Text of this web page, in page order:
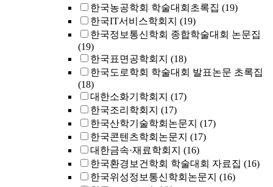
한국농공학회 학술대회초록집 (19)
한국IT서비스학회지 (19)
한국정보통신학회 종합학술대회 논문집
(19)
한국표면공학회지 (18)
한국도로학회 학술대회 발표논문 초록집
(18)
대한소화기학회지 (17)
한국조리학회지 (17)
한국산학기술학회논문지 (17)
한국콘텐츠학회논문지 (17)
대한금속·재료학회지 (16)
한국환경보건학회 학술대회 자료집 (16)
한국위성정보통신학회논문지 (16)